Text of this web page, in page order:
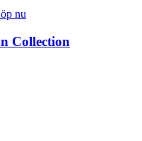
nu
Collection